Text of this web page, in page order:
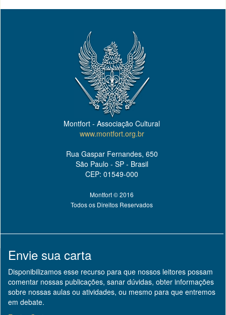
Montfort - Associação Cultural
www.montfort.org.br
Rua Gaspar Fernandes, 650
São Paulo - SP - Brasil
CEP: 01549-000
Montfort © 2016
Todos os Direitos Reservados
Envie sua carta
Disponibilizamos esse recurso para que nossos leitores possam
comentar nossas publicações, sanar dúvidas, obter informações
sobre nossas aulas ou atividades, ou mesmo para que entremos
em debate.